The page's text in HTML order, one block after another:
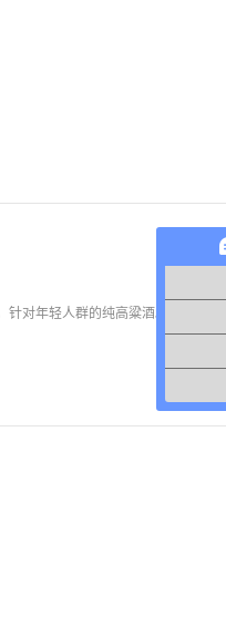
对年轻人群的纯高粱酒。...